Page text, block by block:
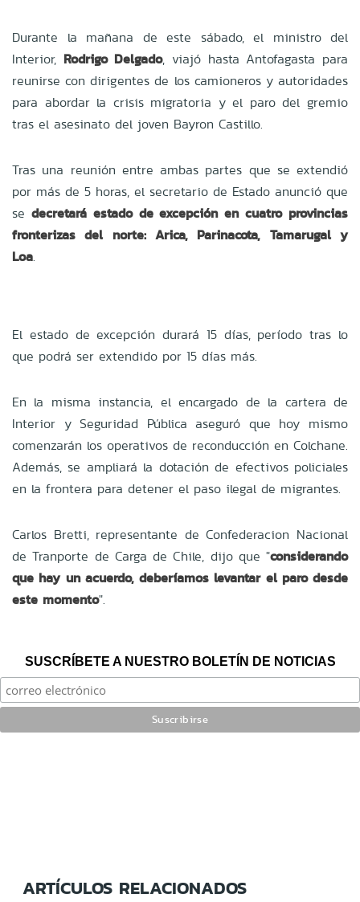
Durante la mañana de este sábado, el ministro del
Interior, Rodrigo Delgado, viajó hasta Antofagasta para
reunirse con dirigentes de los camioneros y autoridades
para abordar la crisis migratoria y el paro del gremio
tras el asesinato del joven Bayron Castillo.
Tras una reunión entre ambas partes que se extendió
por más de 5 horas, el secretario de Estado anunció que
se decretará estado de excepción en cuatro provincias
fronterizas del norte: Arica, Parinacota, Tamarugal y
Loa.
El estado de excepción durará 15 días, período tras lo
que podrá ser extendido por 15 días más.
En la misma instancia, el encargado de la cartera de
Interior y Seguridad Pública aseguró que hoy mismo
comenzarán los operativos de reconducción en Colchane.
Además, se ampliará la dotación de efectivos policiales
en la frontera para detener el paso ilegal de migrantes.
Carlos Bretti, representante de Confederacion Nacional
de Tranporte de Carga de Chile, dijo que "considerando
que hay un acuerdo, deberíamos levantar el paro desde
este momento".
SUSCRÍBETE A NUESTRO BOLETÍN DE NOTICIAS
ARTÍCULOS RELACIONADOS